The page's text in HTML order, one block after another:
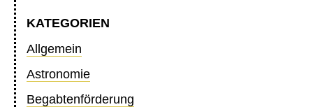
KATEGORIEN
Allgemein
Astronomie
Begabtenförderung